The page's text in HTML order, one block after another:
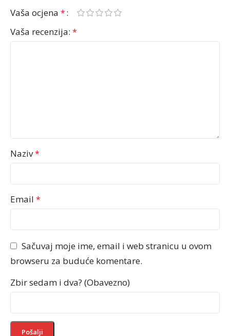
Vaša ocjena *
Vaša recenzija: *
Naziv*
Email *
Sačuvaj moje ime, email i web stranicu u ovom
browseru za buduće komentare.
Zbir sedam i dva? (Obavezno)